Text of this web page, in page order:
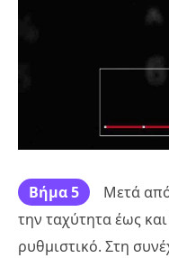
Βήμα 5
Μετά
την ταχύτητα έως
ρυθμιστικό. Στη